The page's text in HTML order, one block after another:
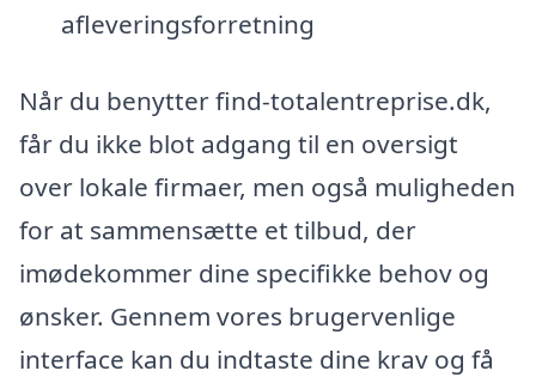
afleveringsforretning
Når du benytter find-totalentreprise.dk,
får du ikke blot adgang til en oversigt
over lokale firmaer, men også muligheden
for at sammensætte et tilbud, der
imødekommer dine specifikke behov og
ønsker. Gennem vores brugervenlige
interface kan du indtaste dine krav og få